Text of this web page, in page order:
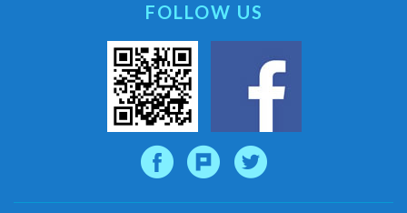
FOLLOW US